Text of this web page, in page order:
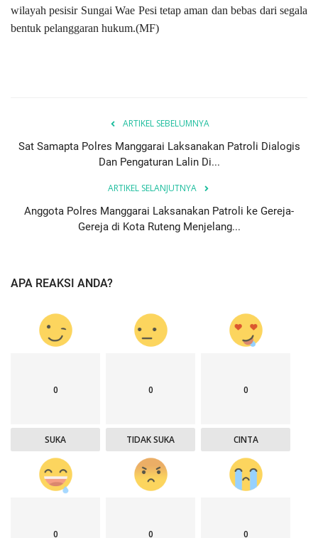
wilayah pesisir Sungai Wae Pesi tetap aman dan bebas dari segala
bentuk pelanggaran hukum.(MF)
ARTIKEL SEBELUMNYA
Sat Samapta Polres Manggarai Laksanakan Patroli Dialogis
Dan Pengaturan Lalin Di...
ARTIKEL SELANJUTNYA
Anggota Polres Manggarai Laksanakan Patroli ke Gereja-
Gereja di Kota Ruteng Menjelang...
APA REAKSI ANDA?
0
SUKA
0
TIDAK SUKA
0
CINTA
0 0 0